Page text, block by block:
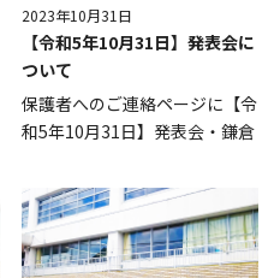
2023年10月31日
【令和5年10月31日】発表会に
ついて
保護者へのご連絡ページに【令
和5年10月31日】発表会・鎌倉